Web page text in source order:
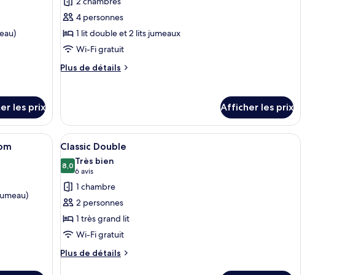
les prix
photos
pour
ce
type
chambre :
2
chambres
4 personnes
1 lit double et 2 lits jumeaux
Wi-Fi gratuit
Plus de détails
Plus
supérieur,
chambres
Afficher les prix
bien rangée, avec un lit, des tables de chevet, une lampe et une chaise.
Afficher
toutes
les
photos
pour
ce
type
de
chambre :
Une chambre d’hôtel équipée d’un lit, d’un
7
Classic Double
8,08,0 sur 10
Très bien
6 avis
(6 avis)
1 chambre
2 personnes
1 très grand lit
Wi-Fi gratuit
Plus de détails
Plus